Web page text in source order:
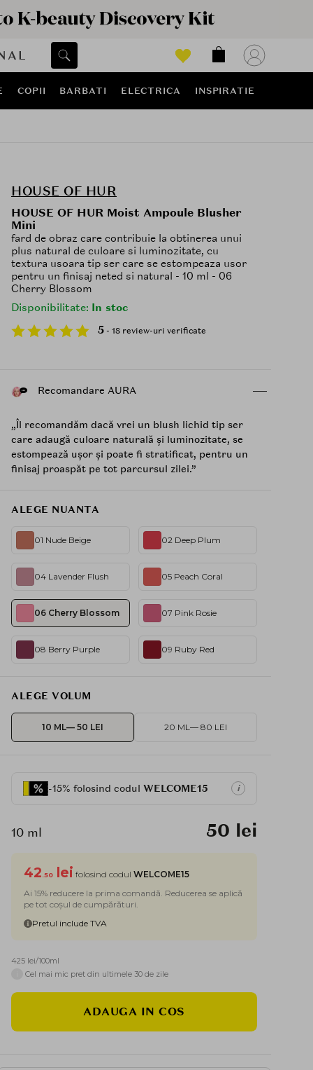
COPII BARBATI ELECTRICA INSPIRATIE
HOUSE OF HUR
HOUSE OF HUR Moist Ampoule Blusher
Mini
fard de obraz care contribuie la obtinerea unui
plus natural de culoare si luminozitate, cu
textura usoara tip ser care se estompeaza usor
pentru un finisaj neted si natural - 10 ml - 06
Cherry Blossom
Disponibilitate: In stoc
5 - 18 review-uri verificate
Recomandare AURA
„Îl recomandăm dacă vrei un blush lichid tip ser
care adaugă culoare naturală și luminozitate, se
estompează ușor și poate fi stratificat, pentru un
finisaj proaspăt pe tot parcursul zilei.”
ALEGE NUANTA
01 Nude Beige 02 Deep Plum
04 Lavender Flush 05 Peach Coral
06 Cherry Blossom 07 Pink Rosie
08 Berry Purple 09 Ruby Red
ALEGE VOLUM
10 ML— 50 LEI 20 ML — 80 LEI
-15% folosind codul WELCOME15 i
10 ml 50 lei
42 .50 lei folosind codul WELCOME15
Ai 15% reducere la prima comandă. Reducerea se aplică
pe tot coșul de cumpărături.
Pretul include TVA
425 lei/100ml
Cel mai mic pret din ultimele 30 de zile
ADAUGA IN COS